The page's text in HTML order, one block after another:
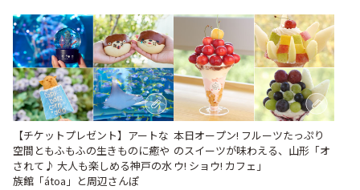
【チケットプレゼント】アートな
空間ともふもふの生きものに癒や
されて♪ 大人も楽しめる神戸の水
族館「átoa」と周辺さんぽ
本日オープン! フルーツたっぷり
のスイーツが味わえる、山形「オ
ウ! ショウ! カフェ」